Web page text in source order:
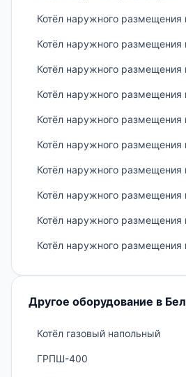
Котёл наружного размещения
Котёл наружного размещения
Котёл наружного размещения
Котёл наружного размещения
Котёл наружного
Котёл наружного
Котёл наружного размещения
Котёл наружного
Котёл наружного размещения
Котёл наружного размещения
Другое оборудование в
Котёл газовый напольный
ГРПШ-400